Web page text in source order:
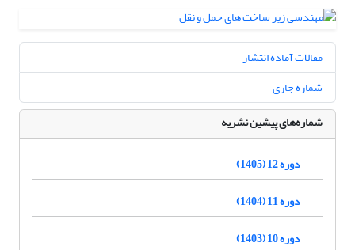
مقالات آماده انتشار
شماره جاری
شماره‌های پیشین نشریه
دوره 12 (1405)
دوره 11 (1404)
دوره 10 (1403)